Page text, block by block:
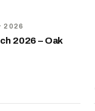
· 2026
2026 – Oak